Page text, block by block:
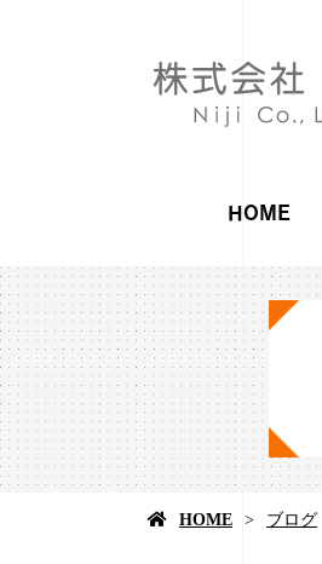
HOME
HOME ブログ